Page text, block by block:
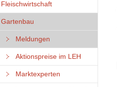
Fleischwirtschaft
Gartenbau
Meldungen
Aktionspreise im LEH
Marktexperten